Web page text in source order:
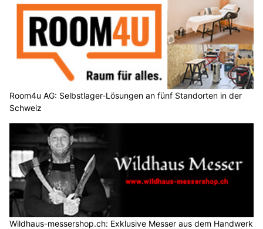
Room4u AG: Selbstlager-Lösungen an fünf Standorten in der
Schweiz
Wildhaus-messershop.ch: Exklusive Messer aus dem Handwerk